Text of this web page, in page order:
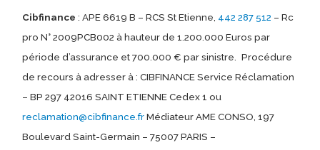
Cibfinance: APE 6619 B – RCS St Etienne, 442 287 512 – Rc
pro N° 2009PCB002 à hauteur de 1.200.000 Euros par
période d’assurance et 700.000 € par sinistre. Procédure
de recours à adresser à : CIBFINANCE Service Réclamation
– BP 297 42016 SAINT ETIENNE Cedex 1 ou
reclamation@cibfinance.frMédiateur AME CONSO, 197
Boulevard Saint-Germain – 75007 PARIS –